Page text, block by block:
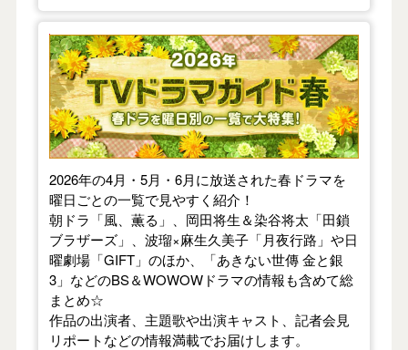
【2026年春】TVドラマガイド
2026年の4月・5月・6月に放送された春ドラマを
曜日ごとの一覧で見やすく紹介！
朝ドラ「風、薫る」、岡田将生＆染谷将太「田鎖
ブラザーズ」、波瑠×麻生久美子「月夜行路」や日
曜劇場「GIFT」のほか、「あきない世傳 金と銀
3」などのBS＆WOWOWドラマの情報も含めて総
まとめ☆
作品の出演者、主題歌や出演キャスト、記者会見
リポートなどの情報満載でお届けします。